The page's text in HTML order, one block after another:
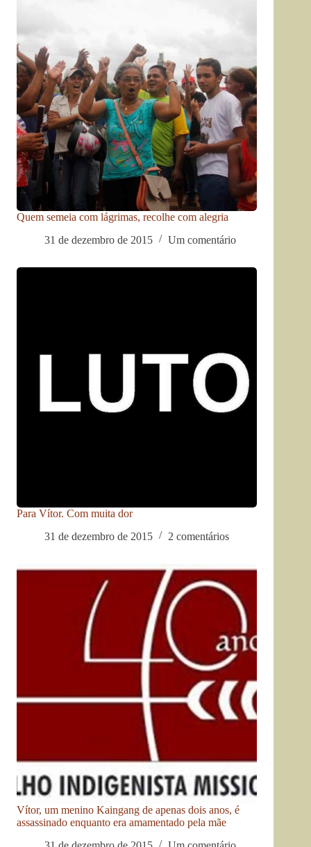
Quem semeia com lágrimas, recolhe com alegria
31 de dezembro de 2015
Um comentário
Para Vítor. Com muita dor
31 de dezembro de 2015
2 comentários
Vítor, um menino Kaingang de apenas dois anos, é
assassinado enquanto era amamentado pela mãe